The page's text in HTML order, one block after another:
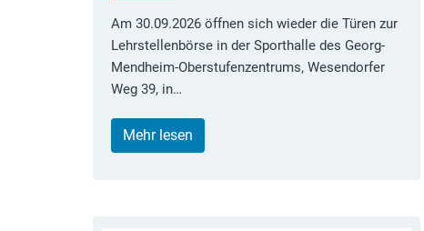
Am 30.09.2026 öffnen sich wieder die Türen zur
Lehrstellenbörse in der Sporthalle des Georg-
Mendheim-Oberstufenzentrums, Wesendorfer
Weg 39, in…
Mehr lesen